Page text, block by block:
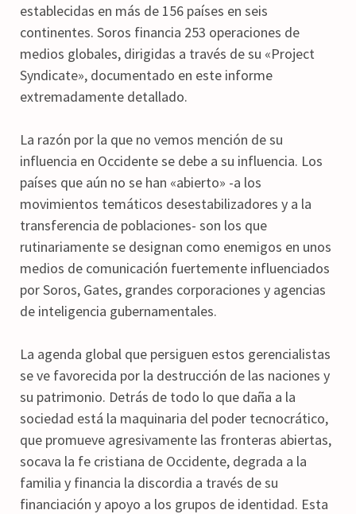
establecidas en más de 156 países en seis
continentes. Soros financia 253 operaciones de
medios globales, dirigidas a través de su «Project
Syndicate», documentado en este informe
extremadamente detallado.
La razón por la que no vemos mención de su
influencia en Occidente se debe a su influencia. Los
países que aún no se han «abierto» -a los
movimientos temáticos desestabilizadores y a la
transferencia de poblaciones- son los que
rutinariamente se designan como enemigos en unos
medios de comunicación fuertemente influenciados
por Soros, Gates, grandes corporaciones y agencias
de inteligencia gubernamentales.
La agenda global que persiguen estos gerencialistas
se ve favorecida por la destrucción de las naciones y
su patrimonio. Detrás de todo lo que daña a la
sociedad está la maquinaria del poder tecnocrático,
que promueve agresivamente las fronteras abiertas,
socava la fe cristiana de Occidente, degrada a la
familia y financia la discordia a través de su
financiación y apoyo a los grupos de identidad. Esta